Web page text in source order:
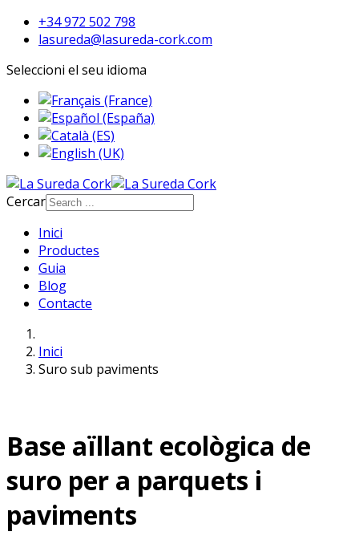
+34 972 502 798
lasureda@lasureda-cork.com
Seleccioni el seu idioma
Cercar
Inici
Productes
Guia
Blog
Contacte
Inici
Suro sub paviments
Base aïllant ecològica de
suro per a parquets i
paviments